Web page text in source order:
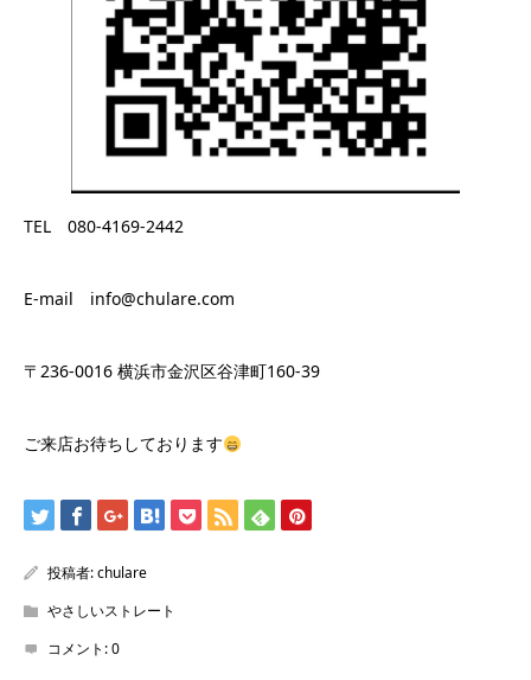
TEL 080-4169-2442
E-mail info@chulare.com
〒236-0016 横浜市金沢区谷津町160-39
ご来店お待ちしております
投稿者:chulare
やさしいストレート
コメント:0